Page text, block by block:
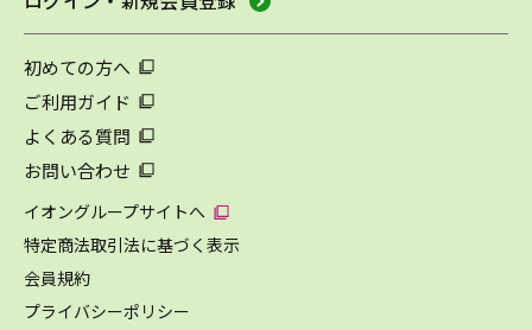
初めての方へ
ご利用ガイド
よくある質問
お問い合わせ
イオングループサイトへ
特定商法取引法に基づく表示
会員規約
プライバシーポリシー